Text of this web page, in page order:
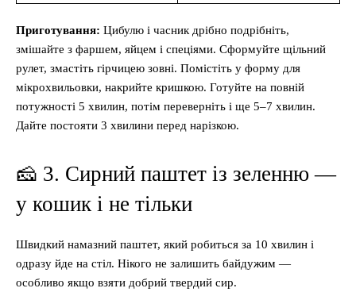
Приготування: Цибулю і часник дрібно подрібніть,
змішайте з фаршем, яйцем і спеціями. Сформуйте щільний
рулет, змастіть гірчицею зовні. Помістіть у форму для
мікрохвильовки, накрийте кришкою. Готуйте на повній
потужності 5 хвилин, потім переверніть і ще 5–7 хвилин.
Дайте постояти 3 хвилини перед нарізкою.
🧀 3. Сирний паштет із зеленню —
у кошик і не тільки
Швидкий намазний паштет, який робиться за 10 хвилин і
одразу йде на стіл. Нікого не залишить байдужим —
особливо якщо взяти добрий твердий сир.